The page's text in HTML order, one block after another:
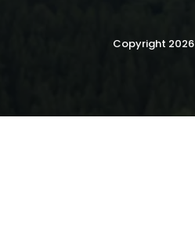
Copyright 2026